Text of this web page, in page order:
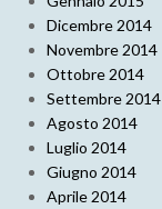
Dicembre 2014
Novembre 2014
Ottobre 2014
Settembre 2014
Agosto 2014
Luglio 2014
Giugno 2014
Aprile 2014